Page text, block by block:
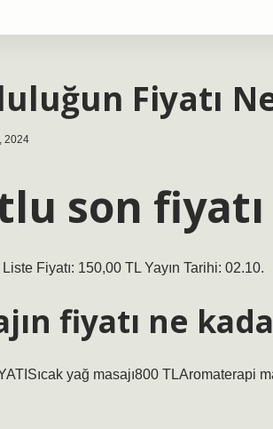
Fiyatı
2024
son
Fiyatı: 150,00 TL Yayın Tarihi: 02.10.
fiyatı ne
yağ masajı800 TLAromaterapi